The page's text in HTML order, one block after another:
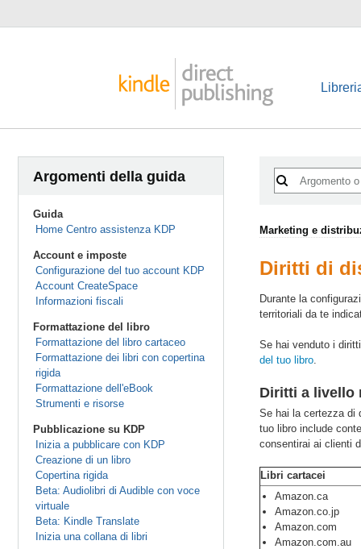
Argomenti della guida
Guida
Home Centro assistenza KDP
Account e imposte
Configurazione del tuo account KDP
Account CreateSpace
Informazioni fiscali
Formattazione del libro
Formattazione del libro cartaceo
Formattazione dei libri con copertina
rigida
Formattazione dell'eBook
Strumenti e risorse
Pubblicazione su KDP
Inizia a pubblicare con KDP
Creazione di un libro
Copertina rigida
Beta: Audiolibri di Audible con voce
virtuale
Beta: Kindle Translate
Inizia una collana di libri
Marketing e
Diritti di
Durante la
territoriali da te
Se hai venduto i
del tuo libro.
Diritti a livello
Se hai la certezza di
tuo libro include
consentirai ai clienti
Libri cartacei
Amazon.ca
Amazon.co.jp
Amazon.com
Amazon.com.au